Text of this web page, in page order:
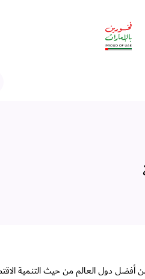
2021 وهي خطة تهدف لأن تكون دولة الامارات ضمن أفضل